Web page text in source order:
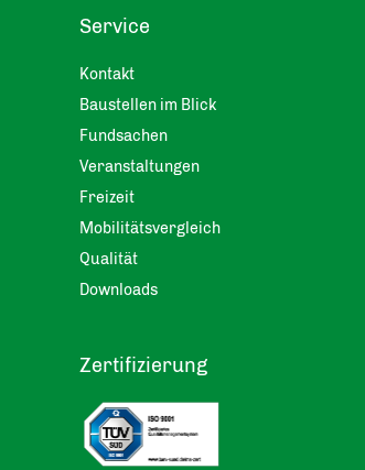
Service
Kontakt
Baustellen im Blick
Fundsachen
Veranstaltungen
Freizeit
Mobilitätsvergleich
Qualität
Downloads
Zertifizierung